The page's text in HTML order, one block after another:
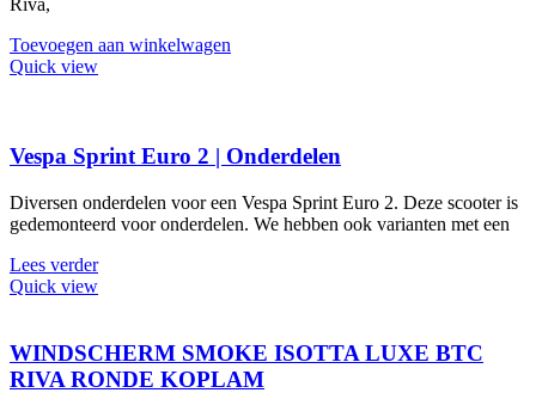
Riva,
Toevoegen aan winkelwagen
Quick view
Vespa Sprint Euro 2 | Onderdelen
Diversen onderdelen voor een Vespa Sprint Euro 2. Deze scooter is
gedemonteerd voor onderdelen. We hebben ook varianten met een
Lees verder
Quick view
WINDSCHERM SMOKE ISOTTA LUXE BTC
RIVA RONDE KOPLAM